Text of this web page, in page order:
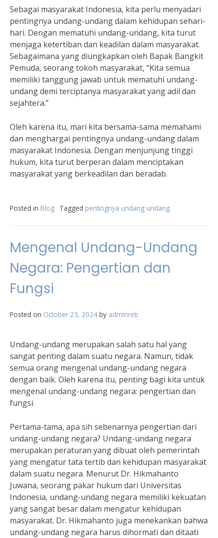
Sebagai masyarakat Indonesia, kita perlu menyadari
pentingnya undang-undang dalam kehidupan sehari-
hari. Dengan mematuhi undang-undang, kita turut
menjaga ketertiban dan keadilan dalam masyarakat.
Sebagaimana yang diungkapkan oleh Bapak Bangkit
Pemuda, seorang tokoh masyarakat, “Kita semua
memiliki tanggung jawab untuk mematuhi undang-
undang demi terciptanya masyarakat yang adil dan
sejahtera.”
Oleh karena itu, mari kita bersama-sama memahami
dan menghargai pentingnya undang-undang dalam
masyarakat Indonesia. Dengan menjunjung tinggi
hukum, kita turut berperan dalam menciptakan
masyarakat yang berkeadilan dan beradab.
Posted in Blog Tagged pentingnya undang undang
Mengenal Undang-Undang
Negara: Pengertian dan
Fungsi
Posted on October 23, 2024 by adminreb
Undang-undang merupakan salah satu hal yang
sangat penting dalam suatu negara. Namun, tidak
semua orang mengenal undang-undang negara
dengan baik. Oleh karena itu, penting bagi kita untuk
mengenal undang-undang negara: pengertian dan
fungsi.
Pertama-tama, apa sih sebenarnya pengertian dari
undang-undang negara? Undang-undang negara
merupakan peraturan yang dibuat oleh pemerintah
yang mengatur tata tertib dan kehidupan masyarakat
dalam suatu negara. Menurut Dr. Hikmahanto
Juwana, seorang pakar hukum dari Universitas
Indonesia, undang-undang negara memiliki kekuatan
yang sangat besar dalam mengatur kehidupan
masyarakat. Dr. Hikmahanto juga menekankan bahwa
undang-undang negara harus dihormati dan ditaati